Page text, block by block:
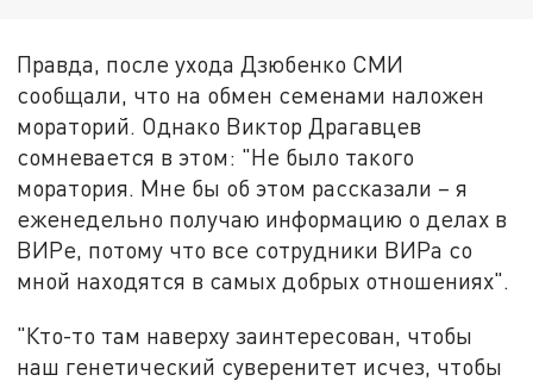
Правда, после ухода Дзюбенко СМИ
сообщали, что на обмен семенами наложен
мораторий. Однако Виктор Драгавцев
сомневается в этом: "Не было такого
моратория. Мне бы об этом рассказали – я
еженедельно получаю информацию о делах в
ВИРе, потому что все сотрудники ВИРа со
мной находятся в самых добрых отношениях".
"Кто-то там наверху заинтересован, чтобы
наш генетический суверенитет исчез, чтобы